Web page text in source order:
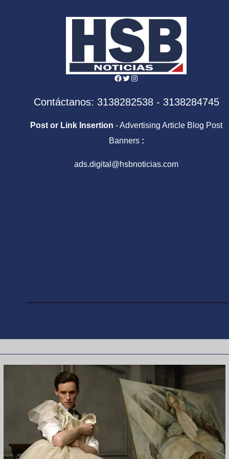
Facebook
Twitter
Instagram
Contáctanos: 3138282538 - 3138284745
Post or Link Insertion - Advertising Article Blog Post
Banners :
ads.digital@hsbnoticias.com